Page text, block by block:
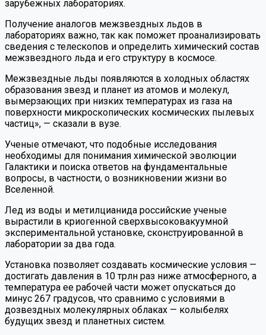
зарубежных лабораториях.
Получение аналогов межзвездных льдов в
лабораториях важно, так как поможет проанализировать
сведения с телескопов и определить химический состав
межзвездного льда и его структуру в космосе.
Межзвездные льды появляются в холодных областях
образования звезд и планет из атомов и молекул,
вымерзающих при низких температурах из газа на
поверхности микроскопических космических пылевых
частиц», — сказали в вузе.
Ученые отмечают, что подобные исследования
необходимы для понимания химической эволюции
Галактики и поиска ответов на фундаментальные
вопросы, в частности, о возникновении жизни во
Вселенной.
Лед из воды и метилцианида российские ученые
вырастили в криогенной сверхвысоковакуумной
экспериментальной установке, сконструированной в
лаборатории за два года.
Установка позволяет создавать космические условия —
достигать давления в 10 трлн раз ниже атмосферного, а
температура ее рабочей части может опускаться до
минус 267 градусов, что сравнимо с условиями в
дозвездных молекулярных облаках — колыбелях
будущих звезд и планетных систем.